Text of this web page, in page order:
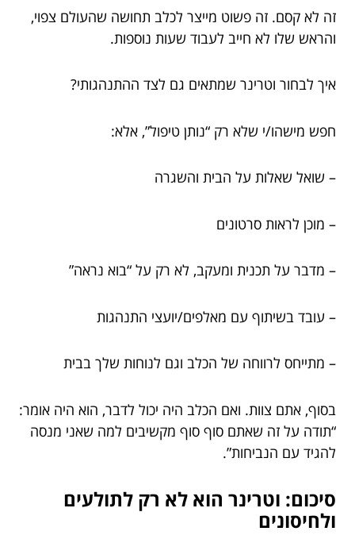
זה לא קסם. זה פשוט מייצר לכלב תחושה שהעולם צפוי,
והראש שלו לא חייב לעבוד שעות נוספות.
איך לבחור וטרינר שמתאים גם לצד ההתנהגותי?
חפש מישהו/י שלא רק “נותן טיפול”, אלא:
– שואל שאלות על הבית והשגרה
– מוכן לראות סרטונים
– מדבר על תכנית ומעקב, לא רק על “בוא נראה”
– עובד בשיתוף עם מאלפים/יועצי התנהגות
– מתייחס לרווחה של הכלב וגם לנוחות שלך בבית
בסוף, אתם צוות. ואם הכלב היה יכול לדבר, הוא היה אומר:
“תודה על זה שאתם סוף סוף מקשיבים למה שאני מנסה
להגיד עם הנביחות”.
סיכום: וטרינר הוא לא רק לתולעים
ולחיסונים